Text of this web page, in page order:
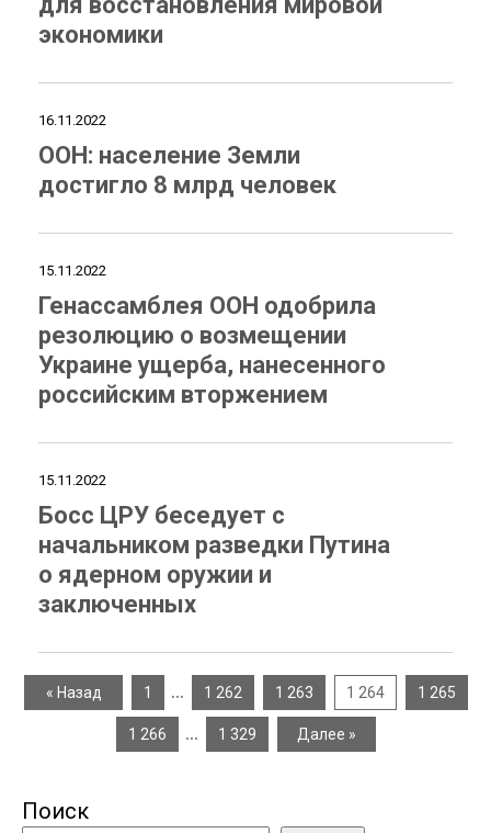
экономики
16.11.2022
ООН: население Земли
достигло 8 млрд человек
15.11.2022
Генассамблея ООН одобрила
резолюцию о возмещении
Украине ущерба, нанесенного
российским вторжением
15.11.2022
Босс ЦРУ беседует с
начальником разведки Путина
о ядерном оружии и
заключенных
« Назад 1 … 1 262 1 263 1 264 1 265
1 266 … 1 329 Далее »
Поиск